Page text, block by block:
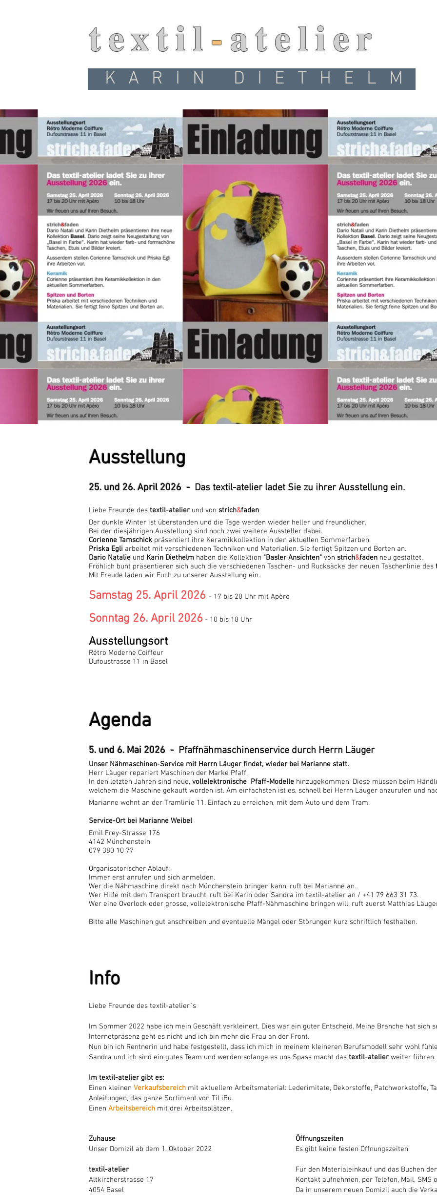
textil-atelier
KARIN DIETHELM
Ausstellung
25. und 26. April 2026 - Das textil-atelier ladet Sie zu ihrer Ausstellung ein.
Liebe Freunde des textil-atelier und von strich&faden
Der dunkle Winter ist überstanden und die Tage werden wieder heller und freundlicher.
Bei der diesjährigen Ausstellung sind noch zwei weitere Aussteller dabei.
Corienne Tamschick präsentiert ihre Keramikkollektion in den aktuellen Sommerfarben.
Priska Egli arbeitet mit verschiedenen Techniken und Materialien. Sie fertigt Spitzen und Borten an.
Dario Natalie und Karin Diethelm haben die Kollektion "Basler Ansichten" von strich&faden neu gestaltet.
Fröhlich bunt präsentieren sich auch die verschiedenen Taschen- und Rucksäcke der neuen Taschenlinie des
Mit Freude laden wir Euch zu unserer Ausstellung ein.
Samstag 25. April 2026 - 17 bis 20 Uhr mit Apèro
Sonntag 26. April 2026 - 10 bis 18 Uhr
Ausstellungsort
Rétro Moderne Coiffeur
Dufoustrasse 11 in Basel
Agenda
5. und 6. Mai 2026 - Pfaffnähmaschinenservice durch Herrn Läuger
Unser Nähmaschinen-Service mit Herrn Läuger findet, wieder bei Marianne statt.
Herr Läuger repariert Maschinen der Marke Pfaff.
In den letzten Jahren sind neue, vollelektronische Pfaff-Modelle hinzugekommen. Diese müssen beim
welchem die Maschine gekauft worden ist. Am einfachsten ist es, schnell bei Herrn Läuger anzurufen und
Marianne wohnt an der Tramlinie 11. Einfach zu erreichen, mit dem Auto und dem Tram.
Service-Ort bei Marianne Weibel
Emil Frey-Strasse 176
4142 Münchenstein
079 380 10 77
Organisatorischer Ablauf:
Immer erst anrufen und sich anmelden.
Wer die Nähmaschine direkt nach Münchenstein bringen kann, ruft bei Marianne an.
Wer Hilfe mit dem Transport braucht, ruft bei Karin oder Sandra im textil-atelier an / +41 79 663 31 73.
Wer eine Overlock oder grosse, vollelektronische Pfaff-Nähmaschine bringen will, ruft zuerst Matthias
Bitte alle Maschinen gut anschreiben und eventuelle Mängel oder Störungen kurz schriftlich festhalten.
Info
Liebe Freunde des textil-atelier`s
Im Sommer 2022 habe ich mein Geschäft verkleinert. Dies war ein guter Entscheid. Meine Branche hat sich
Internetpräsenz geht es nicht und ich bin mehr die Frau an der Front.
Nun bin ich Rentnerin und habe festgestellt, dass ich mich in meinem kleineren Berufsmodell sehr wohl
Sandra und ich sind ein gutes Team und werden solange es uns Spass macht das textil-atelier weiter führen.
Im textil-atelier gibt es:
Einen kleinen Verkaufsbereich mit aktuellem Arbeitsmaterial: Lederimitate, Dekorstoffe, Patchworkstoffe,
Anleitungen, das ganze Sortiment von TiLiBu.
Einen Arbeitsbereich mit drei Arbeitsplätzen.
Zuhause
Unser Domizil ab dem 1. Oktober 2022
textil-atelier
Altkircherstrasse 17
4054 Basel
Öffnungszeiten
Es gibt keine festen Öffnungszeiten
Für den Materialeinkauf und das Buchen
Kontakt aufnehmen, per Telefon, Mail, SMS
Da in unserem neuen Domizil auch die